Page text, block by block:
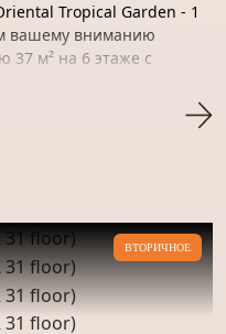
Tropical Garden - 1
вашему вниманию
37 м² на 6 этаже с
ВТОРИЧНОЕ